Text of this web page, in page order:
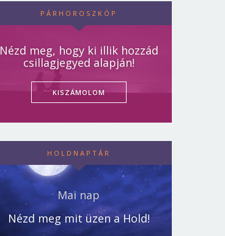
PÁRHOROSZKÓP
Nézd meg, hogy ki illik hozzád
csillagjegyed alapján!
KISZÁMOLOM
HOLDNAPTÁR
Mai nap
Nézd meg mit üzen a Hold!